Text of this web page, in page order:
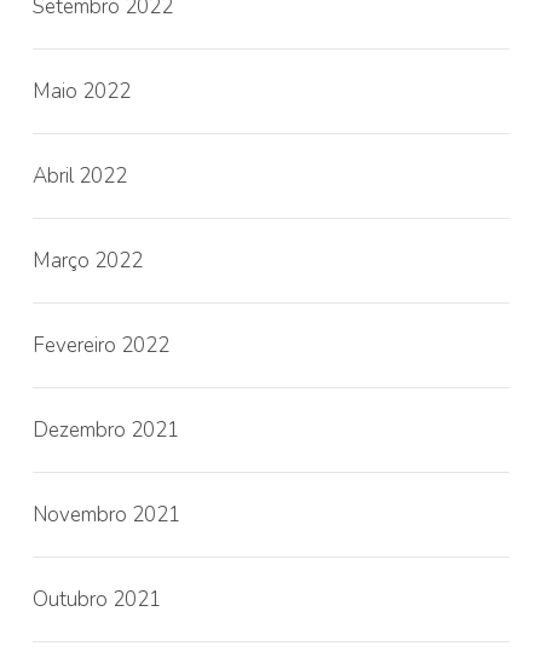
Setembro 2022
Maio 2022
Abril 2022
Março 2022
Fevereiro 2022
Dezembro 2021
Novembro 2021
Outubro 2021